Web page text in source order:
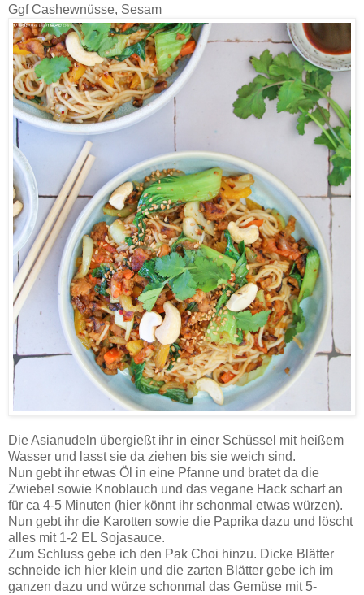
Ggf Cashewnüsse, Sesam
Die Asianudeln übergießt ihr in einer Schüssel mit heißem
Wasser und lasst sie da ziehen bis sie weich sind.
Nun gebt ihr etwas Öl in eine Pfanne und bratet da die
Zwiebel sowie Knoblauch und das vegane Hack scharf an
für ca 4-5 Minuten (hier könnt ihr schonmal etwas würzen).
Nun gebt ihr die Karotten sowie die Paprika dazu und löscht
alles mit 1-2 EL Sojasauce.
Zum Schluss gebe ich den Pak Choi hinzu. Dicke Blätter
schneide ich hier klein und die zarten Blätter gebe ich im
ganzen dazu und würze schonmal das Gemüse mit 5-